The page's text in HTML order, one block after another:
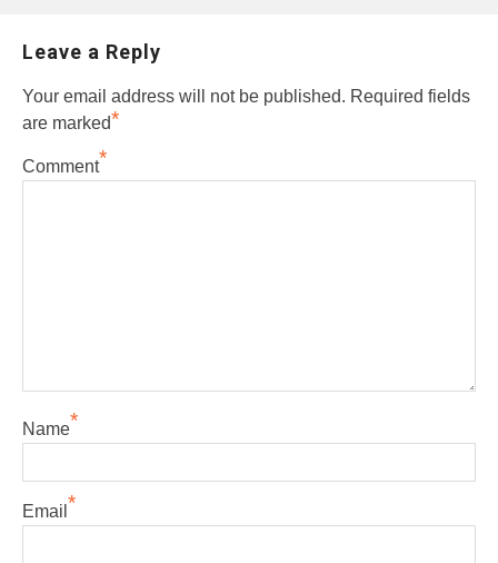
Leave a Reply
Your email address will not be published. Required fields
are marked*
Comment*
Name*
Email *